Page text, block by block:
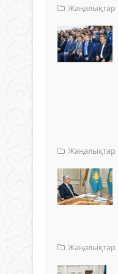
Жаңалықтар
Жаңалықтар
Жаңалықтар